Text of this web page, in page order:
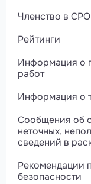
Членство в СРО
Рейтинги
Информация о
работ
Информация о
Сообщения об
неточных,
сведений в
Рекомендации
безопасности